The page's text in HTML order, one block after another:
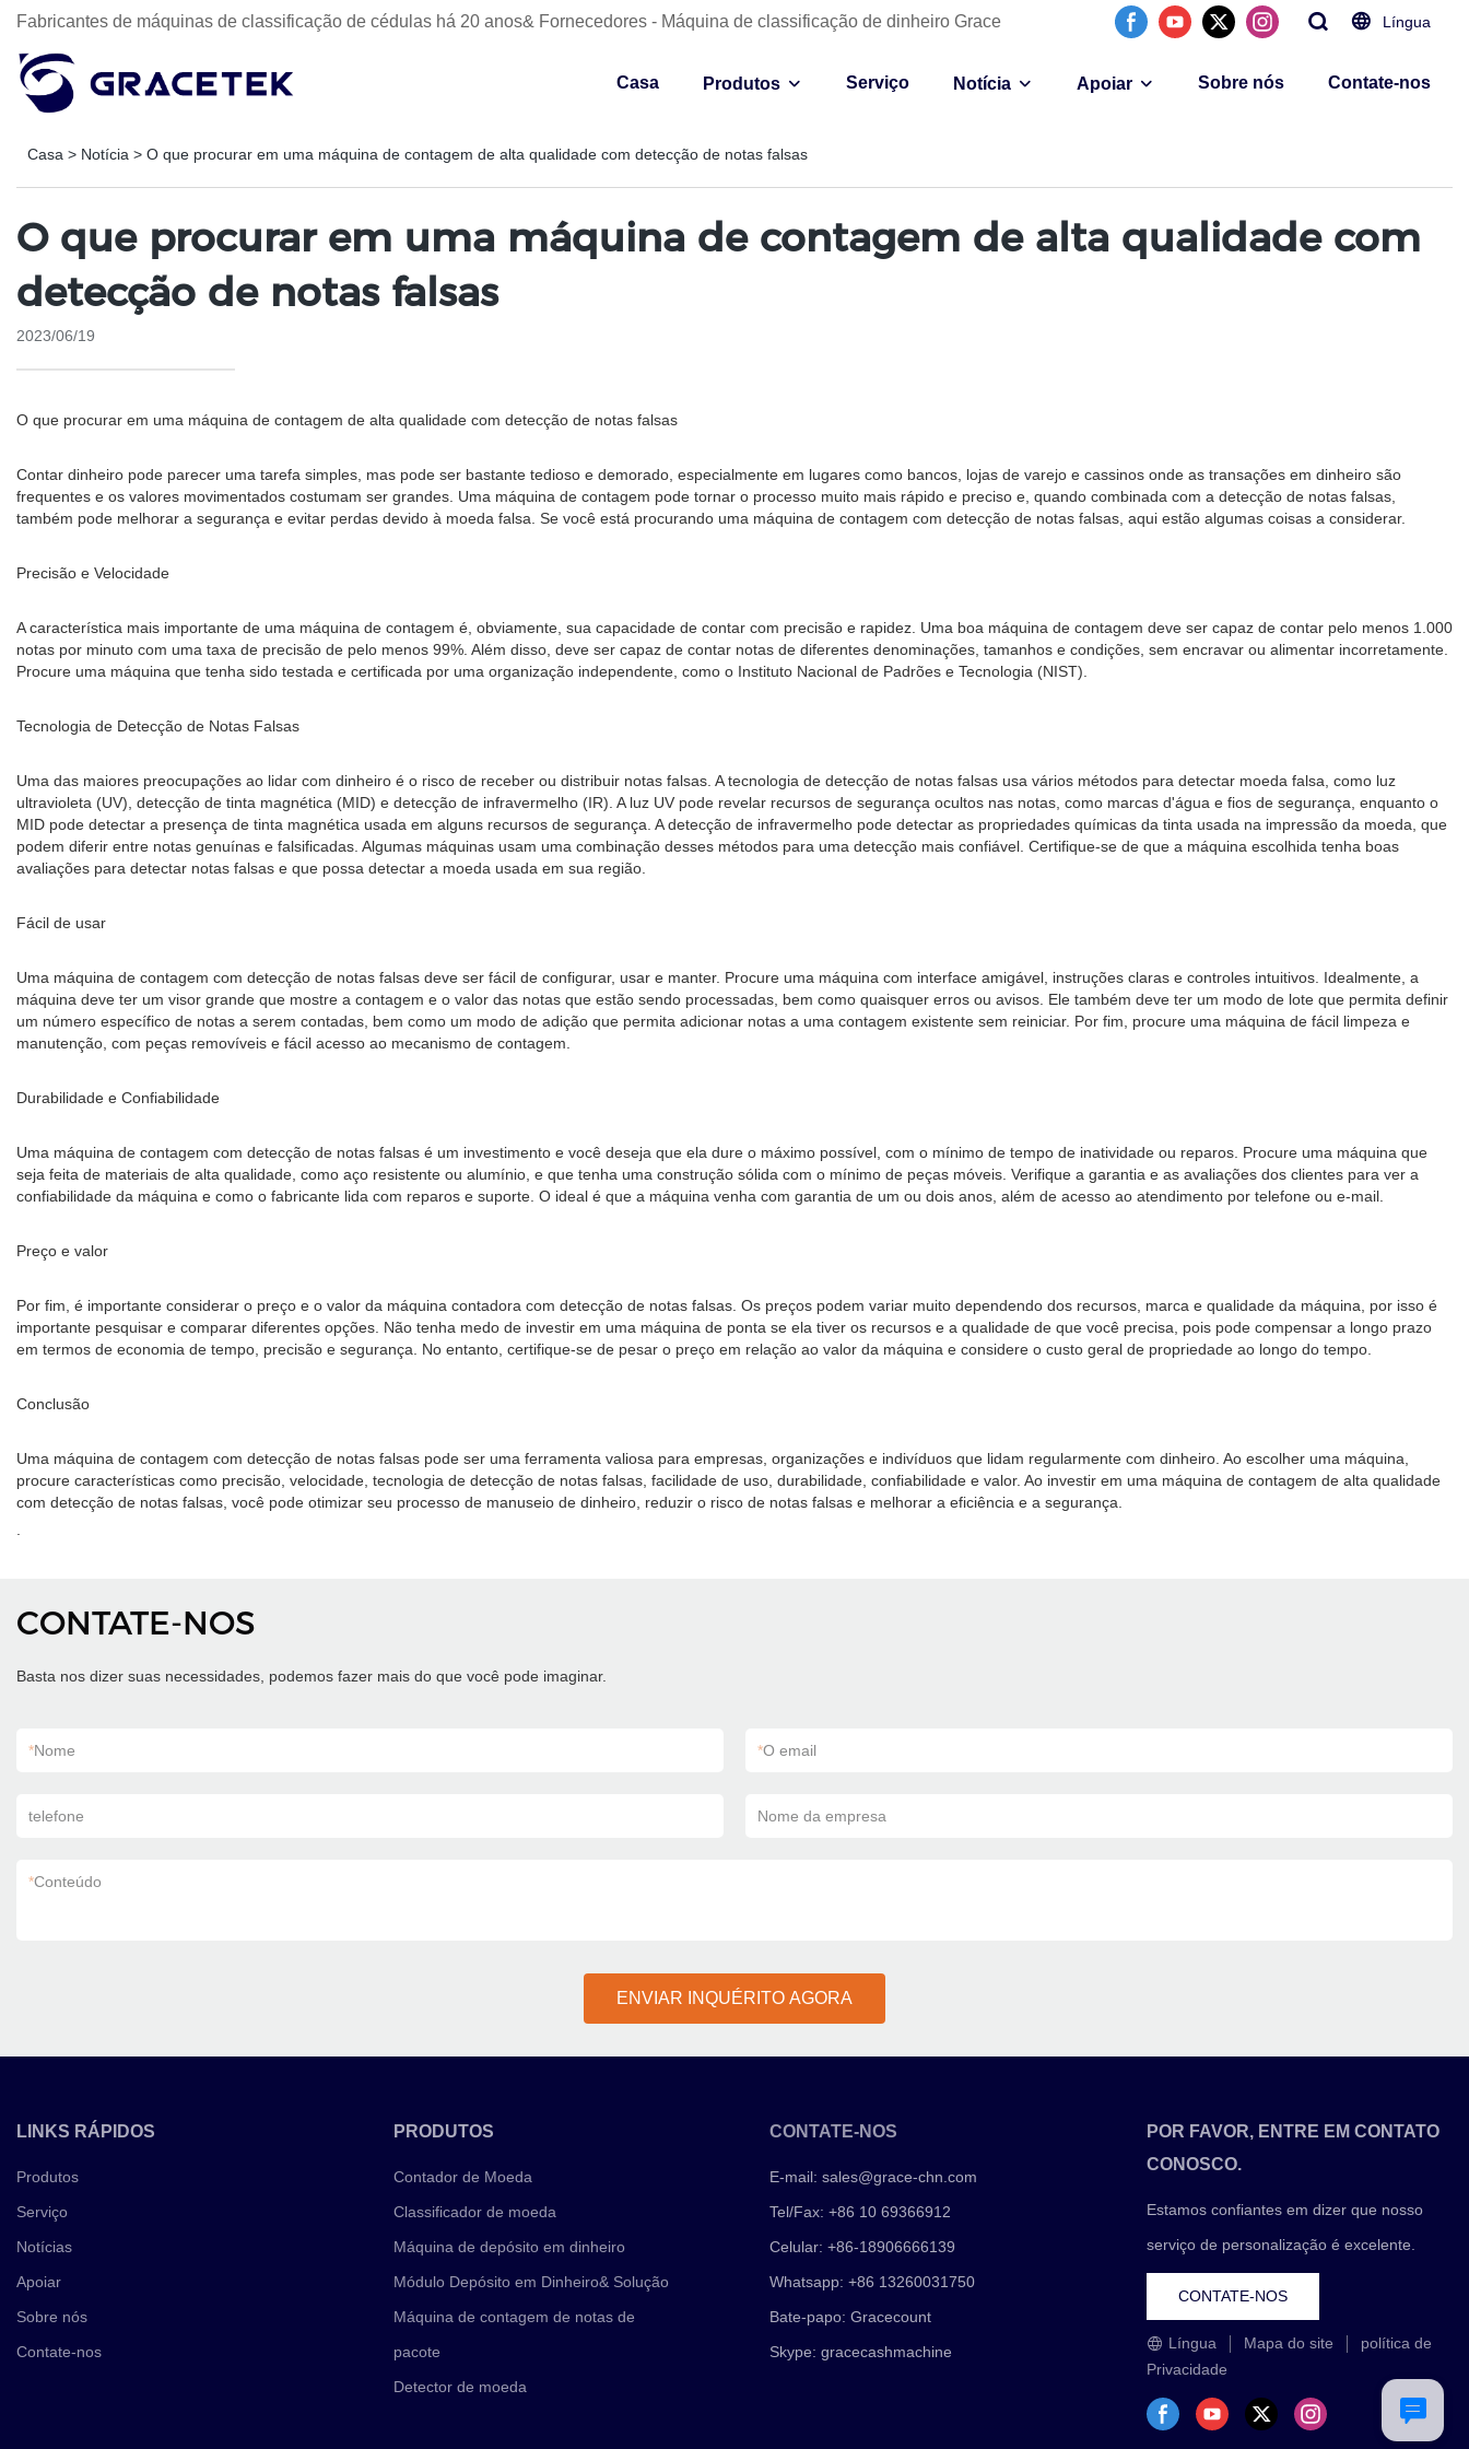
Fabricantes de máquinas de classificação de cédulas há 20 anos& Fornecedores - Máquina de classificação de dinheiro Grace Língua
Casa Produtos Serviço Notícia Apoiar Sobre nós Contate-nos
Casa > Notícia > O que procurar em uma máquina de contagem de alta qualidade com detecção de notas falsas
O que procurar em uma máquina de contagem de alta qualidade com
detecção de notas falsas
2023/06/19
O que procurar em uma máquina de contagem de alta qualidade com detecção de notas falsas
Contar dinheiro pode parecer uma tarefa simples, mas pode ser bastante tedioso e demorado, especialmente em lugares como bancos, lojas de varejo e cassinos onde as transações em dinheiro são
frequentes e os valores movimentados costumam ser grandes. Uma máquina de contagem pode tornar o processo muito mais rápido e preciso e, quando combinada com a detecção de notas falsas,
também pode melhorar a segurança e evitar perdas devido à moeda falsa. Se você está procurando uma máquina de contagem com detecção de notas falsas, aqui estão algumas coisas a considerar.
Precisão e Velocidade
A característica mais importante de uma máquina de contagem é, obviamente, sua capacidade de contar com precisão e rapidez. Uma boa máquina de contagem deve ser capaz de contar pelo menos 1.000
notas por minuto com uma taxa de precisão de pelo menos 99%. Além disso, deve ser capaz de contar notas de diferentes denominações, tamanhos e condições, sem encravar ou alimentar incorretamente.
Procure uma máquina que tenha sido testada e certificada por uma organização independente, como o Instituto Nacional de Padrões e Tecnologia (NIST).
Tecnologia de Detecção de Notas Falsas
Uma das maiores preocupações ao lidar com dinheiro é o risco de receber ou distribuir notas falsas. A tecnologia de detecção de notas falsas usa vários métodos para detectar moeda falsa, como luz
ultravioleta (UV), detecção de tinta magnética (MID) e detecção de infravermelho (IR). A luz UV pode revelar recursos de segurança ocultos nas notas, como marcas d'água e fios de segurança, enquanto o
MID pode detectar a presença de tinta magnética usada em alguns recursos de segurança. A detecção de infravermelho pode detectar as propriedades químicas da tinta usada na impressão da moeda, que
podem diferir entre notas genuínas e falsificadas. Algumas máquinas usam uma combinação desses métodos para uma detecção mais confiável. Certifique-se de que a máquina escolhida tenha boas
avaliações para detectar notas falsas e que possa detectar a moeda usada em sua região.
Fácil de usar
Uma máquina de contagem com detecção de notas falsas deve ser fácil de configurar, usar e manter. Procure uma máquina com interface amigável, instruções claras e controles intuitivos. Idealmente, a
máquina deve ter um visor grande que mostre a contagem e o valor das notas que estão sendo processadas, bem como quaisquer erros ou avisos. Ele também deve ter um modo de lote que permita definir
um número específico de notas a serem contadas, bem como um modo de adição que permita adicionar notas a uma contagem existente sem reiniciar. Por fim, procure uma máquina de fácil limpeza e
manutenção, com peças removíveis e fácil acesso ao mecanismo de contagem.
Durabilidade e Confiabilidade
Uma máquina de contagem com detecção de notas falsas é um investimento e você deseja que ela dure o máximo possível, com o mínimo de tempo de inatividade ou reparos. Procure uma máquina que
seja feita de materiais de alta qualidade, como aço resistente ou alumínio, e que tenha uma construção sólida com o mínimo de peças móveis. Verifique a garantia e as avaliações dos clientes para ver a
confiabilidade da máquina e como o fabricante lida com reparos e suporte. O ideal é que a máquina venha com garantia de um ou dois anos, além de acesso ao atendimento por telefone ou e-mail.
Preço e valor
Por fim, é importante considerar o preço e o valor da máquina contadora com detecção de notas falsas. Os preços podem variar muito dependendo dos recursos, marca e qualidade da máquina, por isso é
importante pesquisar e comparar diferentes opções. Não tenha medo de investir em uma máquina de ponta se ela tiver os recursos e a qualidade de que você precisa, pois pode compensar a longo prazo
em termos de economia de tempo, precisão e segurança. No entanto, certifique-se de pesar o preço em relação ao valor da máquina e considere o custo geral de propriedade ao longo do tempo.
Conclusão
Uma máquina de contagem com detecção de notas falsas pode ser uma ferramenta valiosa para empresas, organizações e indivíduos que lidam regularmente com dinheiro. Ao escolher uma máquina,
procure características como precisão, velocidade, tecnologia de detecção de notas falsas, facilidade de uso, durabilidade, confiabilidade e valor. Ao investir em uma máquina de contagem de alta qualidade
com detecção de notas falsas, você pode otimizar seu processo de manuseio de dinheiro, reduzir o risco de notas falsas e melhorar a eficiência e a segurança.
CONTATE-NOS
Basta nos dizer suas necessidades, podemos fazer mais do que você pode imaginar.
*Nome *O email
telefone Nome da empresa
*Conteúdo
ENVIAR INQUÉRITO AGORA
LINKS RÁPIDOS
Produtos
Serviço
Notícias
Apoiar
Sobre nós
Contate-nos
PRODUTOS
Contador de Moeda
Classificador de moeda
Máquina de depósito em dinheiro
Módulo Depósito em Dinheiro& Solução
Máquina de contagem de notas de
pacote
Detector de moeda
CONTATE-NOS
E-mail:sales@grace-chn.com
Tel/Fax: +86 10 69366912
Celular: +86-18906666139
Whatsapp: +86 13260031750
Bate-papo: Gracecount
Skype: gracecashmachine
POR FAVOR, ENTRE EM CONTATO
CONOSCO.
Estamos confiantes em dizer que nosso
serviço de personalização é excelente.
CONTATE-NOS
Língua Mapa do site
política de
Privacidade